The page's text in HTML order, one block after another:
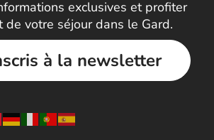
exclusives et profiter
de votre séjour dans le Gard.
à la newsletter